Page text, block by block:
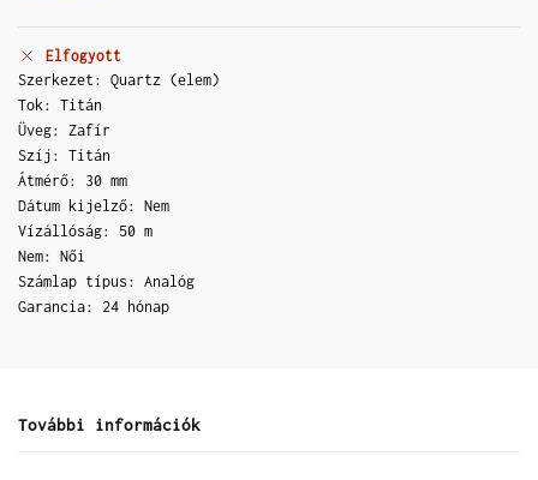
Elfogyott
Szerkezet: Quartz (elem)
Tok: Titán
Üveg: Zafír
Szíj: Titán
Átmérő: 30 mm
Dátum kijelző: Nem
Vízállóság: 50 m
Nem: Női
Számlap típus: Analóg
Garancia: 24 hónap
További információk